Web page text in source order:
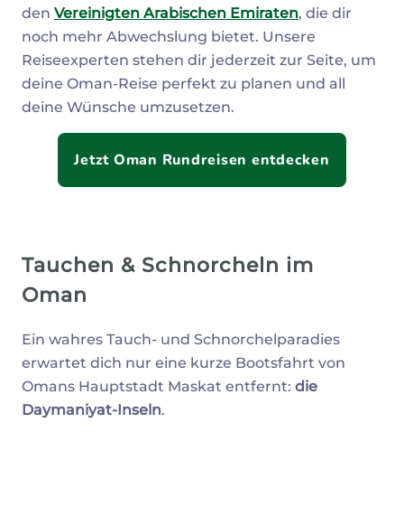
den Vereinigten Arabischen Emiraten, die dir
noch mehr Abwechslung bietet. Unsere
Reiseexperten stehen dir jederzeit zur Seite, um
deine Oman-Reise perfekt zu planen und all
deine Wünsche umzusetzen.
Jetzt Oman Rundreisen entdecken
Tauchen & Schnorcheln im
Oman
Ein wahres Tauch- und Schnorchelparadies
erwartet dich nur eine kurze Bootsfahrt von
Omans Hauptstadt Maskat entfernt: die
Daymaniyat-Inseln.